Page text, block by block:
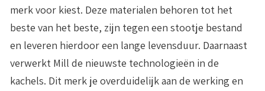
merk voor kiest. Deze materialen behoren tot het
beste van het beste, zijn tegen een stootje bestand
en leveren hierdoor een lange levensduur. Daarnaast
verwerkt Mill de nieuwste technologieën in de
kachels. Dit merk je overduidelijk aan de werking en